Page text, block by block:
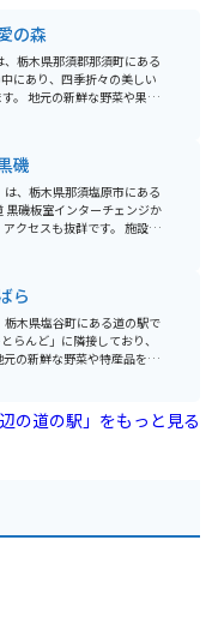
の森
栃木県那須郡那須町にある
にあり、四季折々の美しい
果物
販売するショップや、レス
所としても最適です。周辺
ットがたくさんあるので、ツ
。 那須高原は、温
どころ満載のエリアです。
情報収集をしてから、観光
磯
は、栃木県那須塩原市にある
スも抜群です。 施設内
物を販売する農産物直売所
・黒磯」が広がっていま
きる遊歩道などがあり、散
しており、ツーリングの拠点
ら
木県塩谷町にある道の駅で
らんど」に隣接しており、
が味わえる食事処がありま
、尚仁沢湧水や鶏頂山など自
辺の道の駅」をもっと見る